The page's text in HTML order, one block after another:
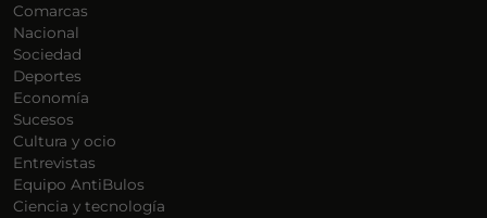
Comarcas
Nacional
Sociedad
Deportes
Economía
Sucesos
Cultura y ocio
Entrevistas
Equipo AntiBulos
Ciencia y tecnología